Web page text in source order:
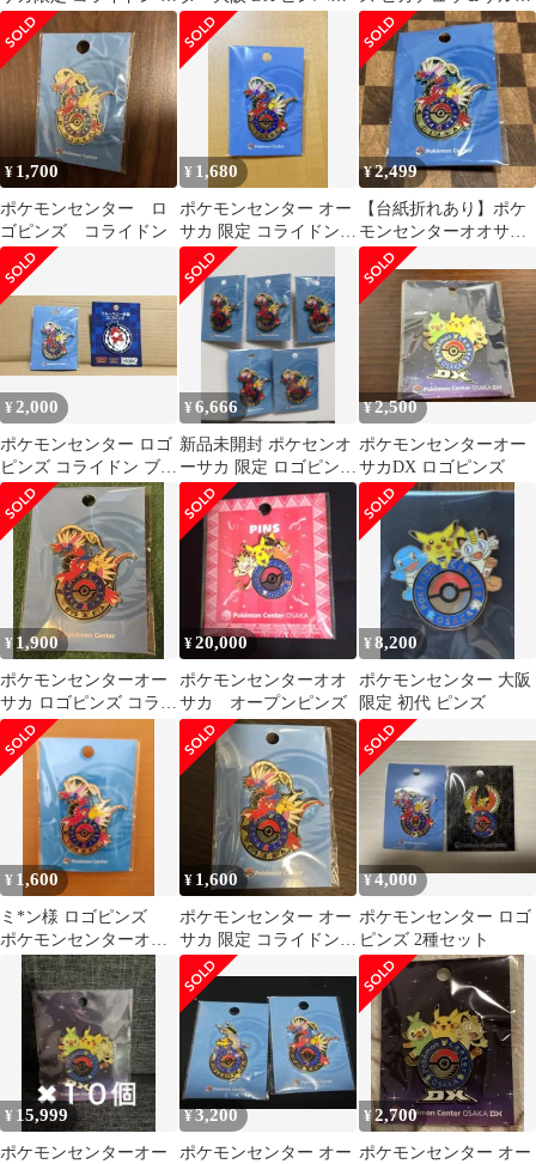
ゴピンズ
ジ
リ＆ニャース ロゴピン
ズ 「ポケットモンスタ
ー」 ポケモンセンター
オーサカDXオープン記
念グッズ
¥ 1,700
ポケモンセンター ロ
ゴピンズ コライドン
¥ 1,680
ポケモンセンター オー
サカ 限定 コライドン
ピンバッジ ロゴピンズ
ポケセン
¥2,499
【台紙折れあり】ポケ
モンセンターオオサ
カ ロゴピンズ コライ
ドン ピカチュウ
¥2,000
ポケモンセンター ロゴ
ピンズ コライドン ブル
ーベリー学園
¥6,666
新品未開封 ポケセンオ
ーサカ 限定 ロゴピンズ
ピカチュウ コライド
ン 5個
¥2,500
ポケモンセンターオー
サカDX ロゴピンズ
¥1,900
ポケモンセンターオー
サカ ロゴピンズ コライ
ドン
¥20,000
ポケモンセンターオオ
サカ オープンピンズ
¥8,200
ポケモンセンター 大阪
限定 初代 ピンズ
¥ 1,600
ミ*ン様 ロゴピンズ
ポケモンセンターオー
サカ コライドン 新
品未開封
¥ 1,600
ポケモンセンター オー
サカ 限定 コライドン
ピンバッジ ロゴピンズ
ポケセン
¥4,000
ポケモンセンター ロゴ
ピンズ 2種セット
¥ 15,999
ポケモンセンターオー
¥3,200
ポケモンセンター オー
¥2,700
ポケモンセンター オー